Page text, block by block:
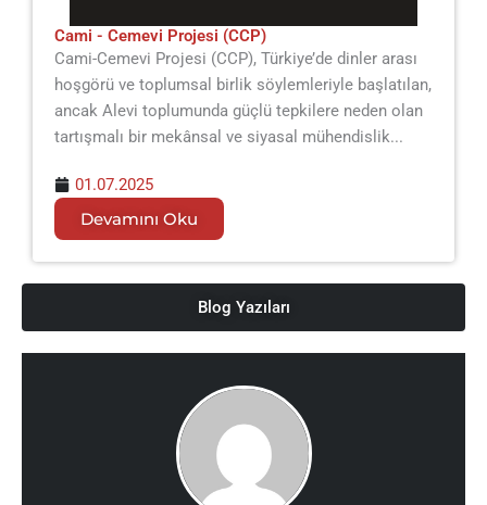
Blog Yazıları
Cami - Cemevi Projesi (CCP)
Cami-Cemevi Projesi (CCP), Türkiye’de dinler arası
hoşgörü ve toplumsal birlik söylemleriyle başlatılan,
ancak Alevi toplumunda güçlü tepkilere neden olan
tartışmalı bir mekânsal ve siyasal mühendislik...
01.07.2025
Devamını Oku